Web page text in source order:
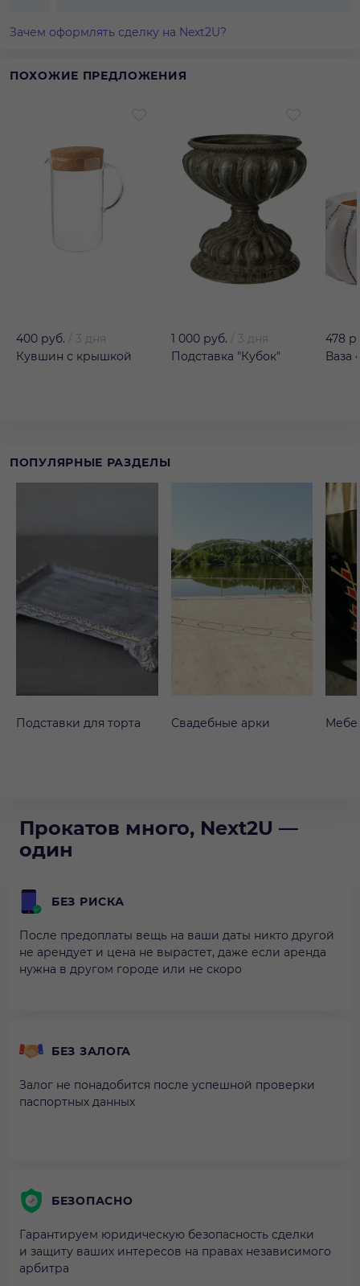
Зачем оформлять сделку на Next2U?
ПОХОЖИЕ ПРЕДЛОЖЕНИЯ
400 руб.
3 дня
Кувшин с крышкой
1 000 руб.
3 дня
Подставка "Кубок"
478
Ваза
ПОПУЛЯРНЫЕ РАЗДЕЛЫ
Подставки для торта Свадебные арки
Прокатов много, Next2U —
один
БЕЗ РИСКА
После предоплаты вещь на ваши даты никто другой
не арендует и цена не вырастет, даже если аренда
нужна в другом городе или не скоро
БЕЗ ЗАЛОГА
Залог не понадобится после успешной проверки
паспортных данных
БЕЗОПАСНО
Гарантируем юридическую безопасность сделки
и защиту ваших интересов на правах независимого
арбитра